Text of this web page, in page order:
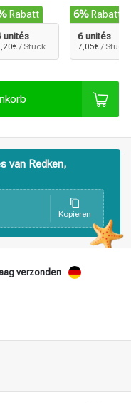
Rabatt
unités
/ Stück
6% Rabatt
6 unités
7,05€ / Stück
van Redken,
Kopieren
verzonden